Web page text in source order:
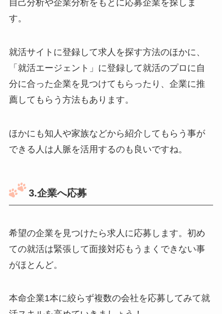
自己分析や企業分析をもとに応募企業を探しま
す。
就活サイトに登録して求人を探す方法のほかに、
「就活エージェント」に登録して就活のプロに自
分に合った企業を見つけてもらったり、企業に推
薦してもらう方法もあります。
ほかにも知人や家族などから紹介してもらう事が
できる人は人脈を活用するのも良いですね。
3.企業へ応募
希望の企業を見つけたら求人に応募します。初め
ての就活は緊張して面接対応もうまくできない事
がほとんど。
本命企業1本に絞らず複数の会社を応募してみて就